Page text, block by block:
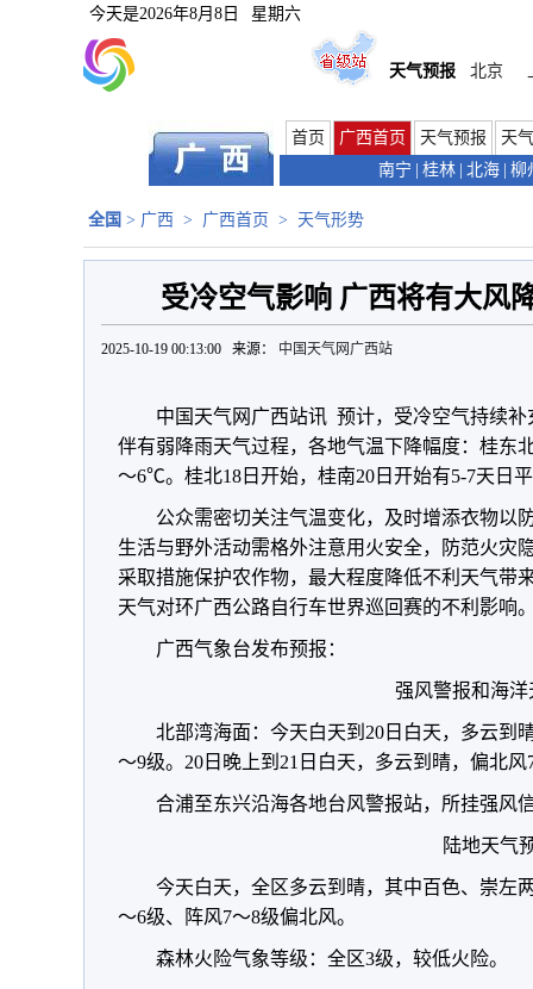
今天是2026年8月8日 星期六
天气预报 北京
首页 广西首页 天气预报
天
南宁
桂林 北海 柳
全国 > 广西 > 广西首页 > 天气形势
受冷空气影响 广西将有大风
2025-10-19 00:13:00 来源： 中国天气网广西站
中国天气网广西站讯 预计，受冷空气持续
伴有弱降雨天气过程，各地气温下降幅度：桂
～6℃。桂北18日开始，桂南20日开始有5-7天日
公众需密切关注气温变化，及时增添衣物以
生活与野外活动需格外注意用火安全，防范火灾
采取措施保护农作物，最大程度降低不利天气带
天气对环广西公路自行车世界巡回赛的不利影响
广西气象台发布预报：
强风警报和海洋
北部湾海面：今天白天到20日白天，多云到
～9级。20日晚上到21日白天，多云到晴，偏北
合浦至东兴沿海各地台风警报站，所挂强风
陆地天气
今天白天，全区多云到晴，其中百色、崇左
～6级、阵风7～8级偏北风。
森林火险气象等级：全区3级，较低火险。